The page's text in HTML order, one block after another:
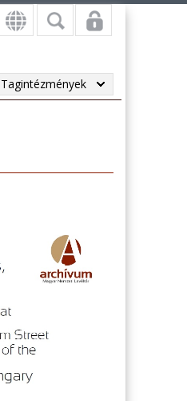
Tagintézmények